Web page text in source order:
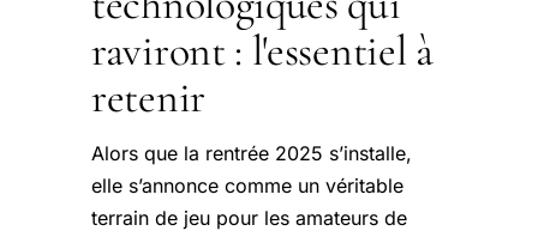
raviront : l'essentiel à
retenir
Alors que la rentrée 2025 s’installe,
elle s’annonce comme un véritable
terrain de jeu pour les amateurs de